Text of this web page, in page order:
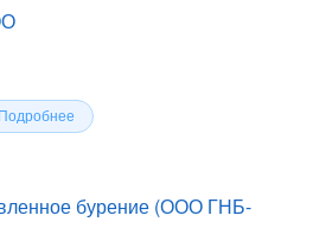
Подробнее
бурение (ООО ГНБ-